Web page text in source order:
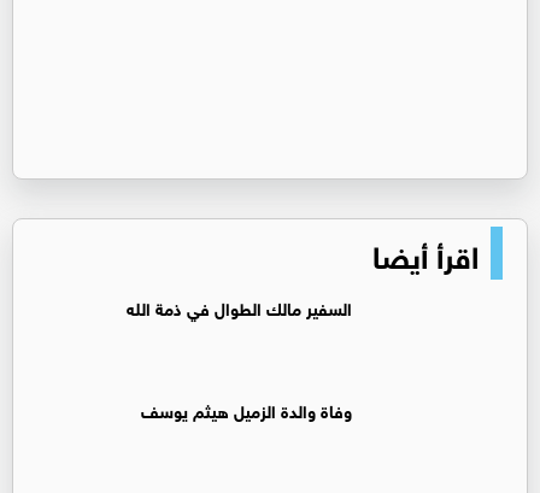
اقرأ أيضا
السفير مالك الطوال في ذمة الله
وفاة والدة الزميل هيثم يوسف